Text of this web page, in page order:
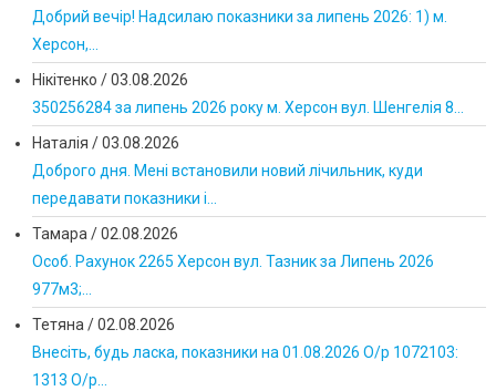
Добрий вечір! Надсилаю показники за липень 2026: 1) м.
Херсон,...
Нікітенко /03.08.2026
350256284 за липень 2026 року м. Херсон вул. Шенгелія 8...
Наталія /03.08.2026
Доброго дня. Мені встановили новий лічильник, куди
передавати показники і...
Тамара /02.08.2026
Особ. Рахунок 2265 Херсон вул. Тазник за Липень 2026
977м3;...
Тетяна /02.08.2026
Внесіть, будь ласка, показники на 01.08.2026 О/р 1072103:
1313 О/р...